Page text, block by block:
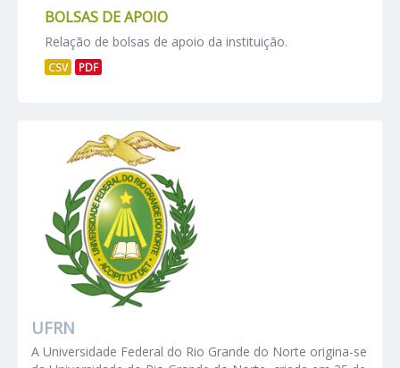
BOLSAS DE APOIO
Relação de bolsas de apoio da instituição.
CSV PDF
UFRN
A Universidade Federal do Rio Grande do Norte origina-se